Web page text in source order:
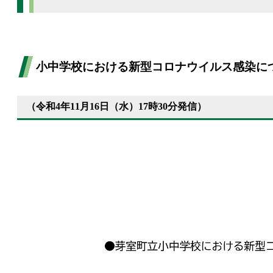
小中学校における新型コロナウイルス感染に
（令和4年11月16日（水）17時30分発信）